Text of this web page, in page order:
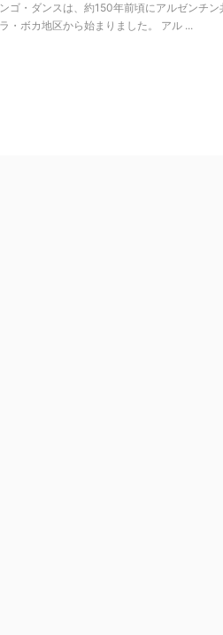
ゴ・ダンスは、約150年前頃にアルゼンチ
・ボカ地区から始まりました。 アル ...